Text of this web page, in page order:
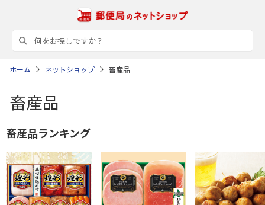
ホーム ネットショップ 畜産品
畜産品
畜産品ランキング